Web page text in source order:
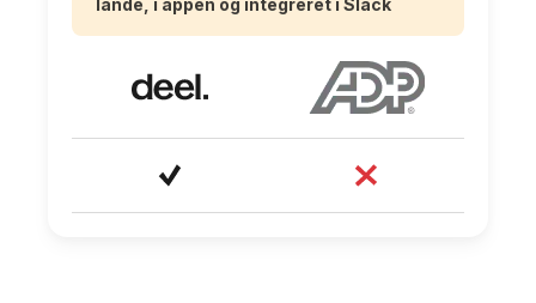
lande, i appen og integreret i Slack